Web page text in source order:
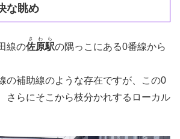
な眺め
線の佐原駅
さわら
の隅っこにある0番線から
の補助線のような存在ですが、この0
さらにそこから枝分かれするローカル